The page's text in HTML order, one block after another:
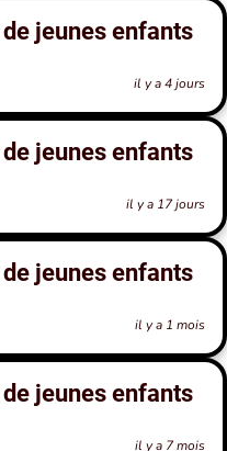
jeunes enfants
il y a 4 jours
jeunes enfants
il y a 17 jours
jeunes enfants
il y a 1 mois
jeunes enfants
il y a 7 mois